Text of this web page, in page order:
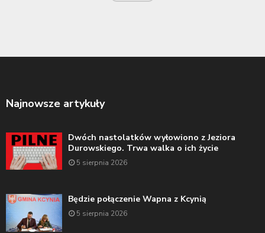
Najnowsze artykuły
Dwóch nastolatków wyłowiono z Jeziora
Durowskiego. Trwa walka o ich życie
5 sierpnia 2026
Będzie połączenie Wapna z Kcynią
5 sierpnia 2026